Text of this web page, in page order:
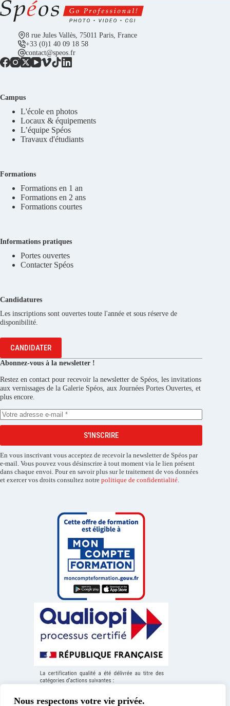
Nous respectons votre vie privée.
8 rue Jules Vallès, 75011 Paris, France
+33 (0)1 40 09 18 58
contact@speos.fr
Campus
L'école en photos
Locaux & équipements
L’équipe Spéos
Travaux d'étudiants
Formations
Formations en 1 an
Formations en 2 ans
Formations courtes
Informations pratiques
Portes ouvertes
Contacter Spéos
Candidatures
Les inscriptions sont ouvertes toute l'année et sous réserve de
disponibilité.
CANDIDATER
Abonnez-vous à la newsletter !
Restez en contact pour recevoir la newsletter de Spéos, les invitations
aux vernissages de la Galerie Spéos, aux Journées Portes Ouvertes, et
plus encore.
S'INSCRIRE
En vous inscrivant vous acceptez de recevoir la newsletter de Spéos par
e-mail. Vous pouvez vous désinscrire à tout moment via le lien présent
dans chaque envoi. Pour en savoir plus sur le traitement de vos données
et exercer vos droits consultez notre politique de confidentialité.